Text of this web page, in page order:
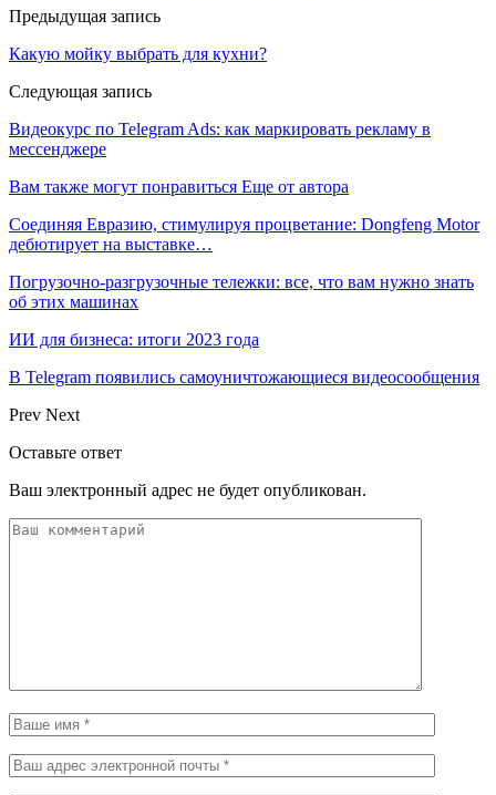
Предыдущая запись
Какую мойку выбрать для кухни?
Следующая запись
Видеокурс по Telegram Ads: как маркировать рекламу в
мессенджере
Вам также могут понравиться Еще от автора
Соединяя Евразию, стимулируя процветание: Dongfeng Motor
дебютирует на выставке…
Погрузочно-разгрузочные тележки: все, что вам нужно знать
об этих машинах
ИИ для бизнеса: итоги 2023 года
В Telegram появились самоуничтожающиеся видеосообщения
Prev Next
Оставьте ответ
Ваш электронный адрес не будет опубликован.